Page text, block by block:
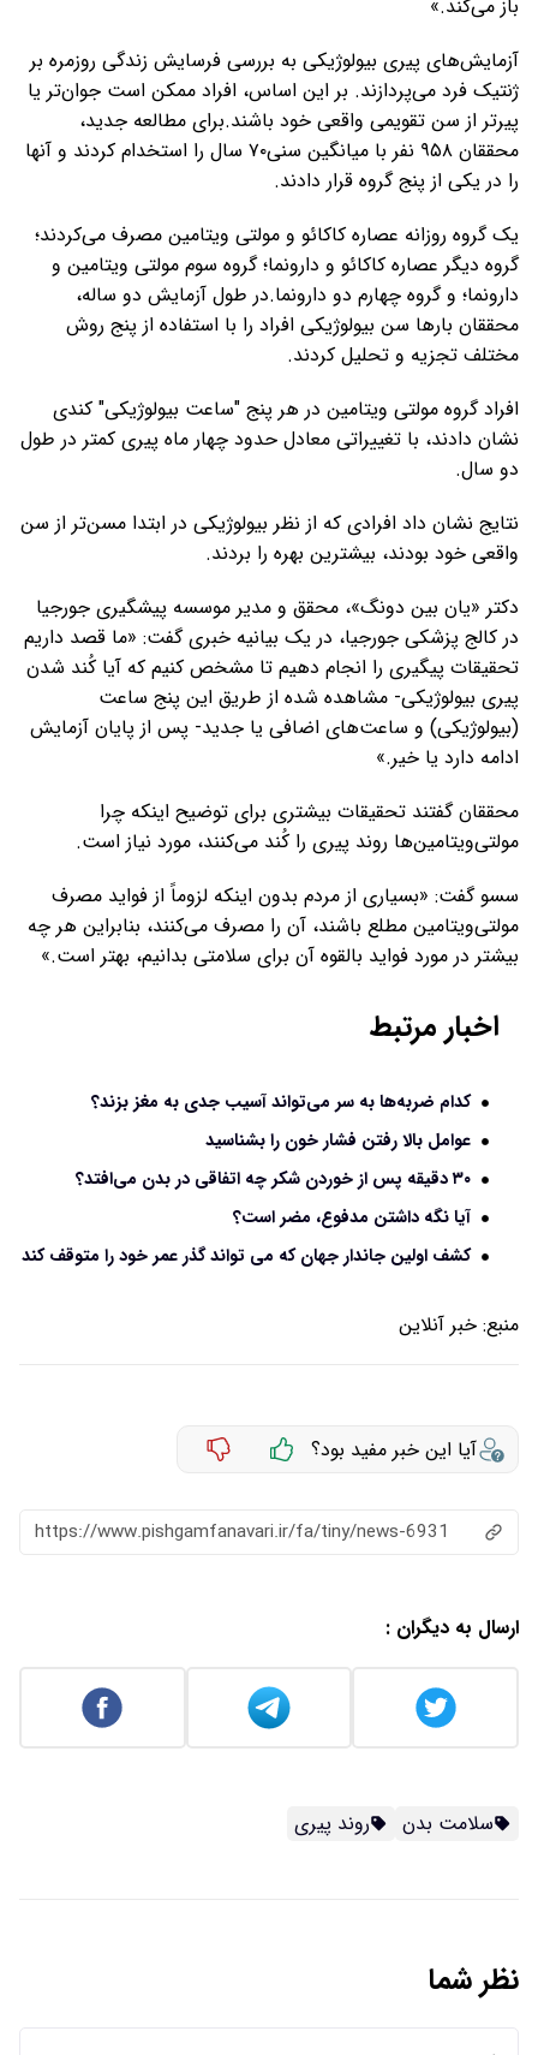
باز می‌کند.»
آزمایش‌های پیری بیولوژیکی به بررسی فرسایش زندگی روزمره بر
ژنتیک فرد می‌پردازند. بر این اساس، افراد ممکن است جوان‌تر یا
پیرتر از سن تقویمی واقعی خود باشند.برای مطالعه جدید،
محققان ۹۵۸ نفر با میانگین سنی۷۰ سال را استخدام کردند و آنها
را در یکی از پنج گروه قرار دادند.
یک گروه روزانه عصاره کاکائو و مولتی ویتامین مصرف می‌کردند؛
گروه دیگر عصاره کاکائو و دارونما؛ گروه سوم مولتی ویتامین و
دارونما؛ و گروه چهارم دو دارونما.در طول آزمایش دو ساله،
محققان بارها سن بیولوژیکی افراد را با استفاده از پنج روش
مختلف تجزیه و تحلیل کردند.
افراد گروه مولتی ویتامین در هر پنج "ساعت بیولوژیکی" کندی
نشان دادند، با تغییراتی معادل حدود چهار ماه پیری کمتر در طول
دو سال.
نتایج نشان داد افرادی که از نظر بیولوژیکی در ابتدا مسن‌تر از سن
واقعی خود بودند، بیشترین بهره را بردند.
دکتر «یان بین دونگ»، محقق و مدیر موسسه پیشگیری جورجیا
در کالج پزشکی جورجیا، در یک بیانیه خبری گفت: «ما قصد داریم
تحقیقات پیگیری را انجام دهیم تا مشخص کنیم که آیا کُند شدن
پیری بیولوژیکی- مشاهده شده از طریق این پنج ساعت
(بیولوژیکی) و ساعت‌های اضافی یا جدید- پس از پایان آزمایش
ادامه دارد یا خیر.»
محققان گفتند تحقیقات بیشتری برای توضیح اینکه چرا
مولتی‌ویتامین‌ها روند پیری را کُند می‌کنند، مورد نیاز است.
سسو گفت: «بسیاری از مردم بدون اینکه لزوماً از فواید مصرف
مولتی‌ویتامین مطلع باشند، آن را مصرف می‌کنند، بنابراین هر چه
بیشتر در مورد فواید بالقوه آن برای سلامتی بدانیم، بهتر است.»
اخبار مرتبط
کدام ضربه‌ها به سر می‌تواند آسیب جدی به مغز بزند؟
عوامل بالا رفتن فشار خون را بشناسید
۳۰ دقیقه پس از خوردن شکر چه اتفاقی در بدن می‌افتد؟
آیا نگه داشتن مدفوع، مضر است؟
کشف اولین جاندار جهان که می تواند گذر عمر خود را متوقف کند
منبع: خبر آنلاین
آیا این خبر مفید بود؟
https://www.pishgamfanavari.ir/fa/tiny/news-6931
ارسال به دیگران :
سلامت بدن روند پیری
نظر شما